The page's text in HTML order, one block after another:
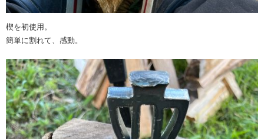
楔を初使用。
簡単に割れて、感動。